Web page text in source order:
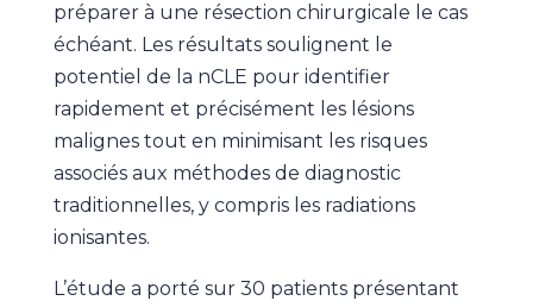
préparer à une résection chirurgicale le cas
échéant. Les résultats soulignent le
potentiel de la nCLE pour identifier
rapidement et précisément les lésions
malignes tout en minimisant les risques
associés aux méthodes de diagnostic
traditionnelles, y compris les radiations
ionisantes.
L’étude a porté sur 30 patients présentant